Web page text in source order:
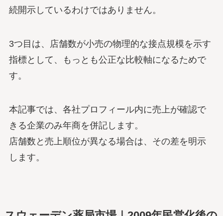
続開示しているわけではありません。
3つ目は、店舗数が小売の物理的な接点規模を示す
指標として、もっとも公正な比較軸になるためで
す。
本記事では、各社プロフィール内に売上が確認で
きる企業のみ年商を併記します。
店舗数と売上順位が異なる場合は、その差を明示
します。